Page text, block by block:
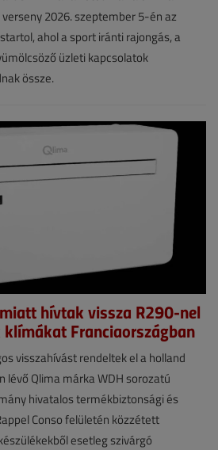
2026. szeptember 5-én az
ahol a sport iránti rajongás, a
üzleti kapcsolatok
össze.
hívtak vissza R290-nel
Franciaországban
visszahívást rendeltek el a holland
lévő Qlima márka WDH sorozatú
hivatalos termékbiztonsági és
Conso felületén közzétett
esetleg szivárgó